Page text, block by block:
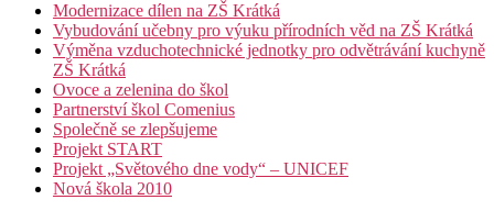
Modernizace dílen na ZŠ Krátká
Vybudování učebny pro výuku přírodních věd na ZŠ Krátká
Výměna vzduchotechnické jednotky pro odvětrávání kuchyně
ZŠ Krátká
Ovoce a zelenina do škol
Partnerství škol Comenius
Společně se zlepšujeme
Projekt START
Projekt „Světového dne vody“ – UNICEF
Nová škola 2010